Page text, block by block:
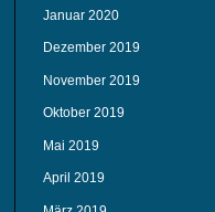
Januar 2020
Dezember 2019
November 2019
Oktober 2019
Mai 2019
April 2019